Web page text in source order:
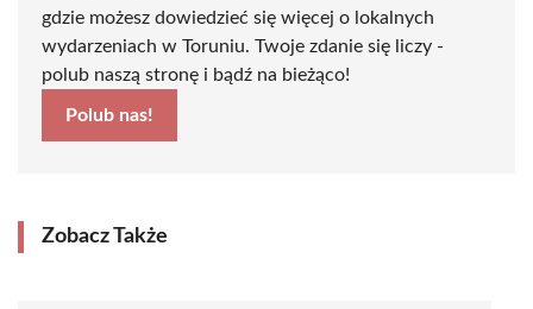
gdzie możesz dowiedzieć się więcej o lokalnych
wydarzeniach w Toruniu. Twoje zdanie się liczy -
polub naszą stronę i bądź na bieżąco!
Polub nas!
Zobacz Także